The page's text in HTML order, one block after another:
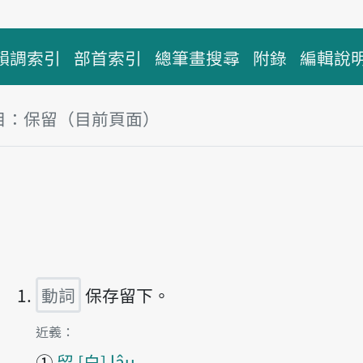
調索引 部首索引 總筆畫搜尋 附錄 編輯說
保留（目前頁面）
動詞 保存留下。
第1項釋義的
近義：